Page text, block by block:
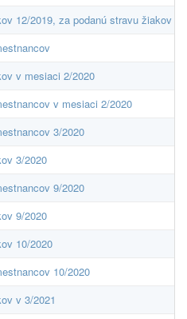
12/2019, za podanú stravu žiakov
v mesiaci 2/2020
v mesiaci 2/2020
3/2020
3/2020
9/2020
9/2020
10/2020
10/2020
v 3/2021